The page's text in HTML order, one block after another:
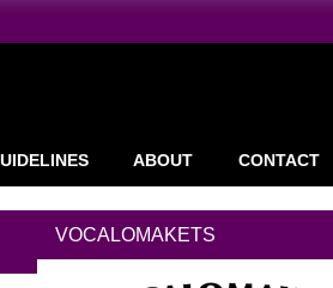
ABOUT CONTACT
VOCALOMAKETS